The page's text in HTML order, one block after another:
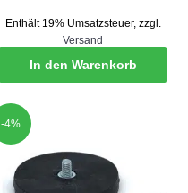
war:
4,59 €
ist:
4,29 €.
Enthält 19% Umsatzsteuer, zzgl.
Versand
In den Warenkorb
-4%